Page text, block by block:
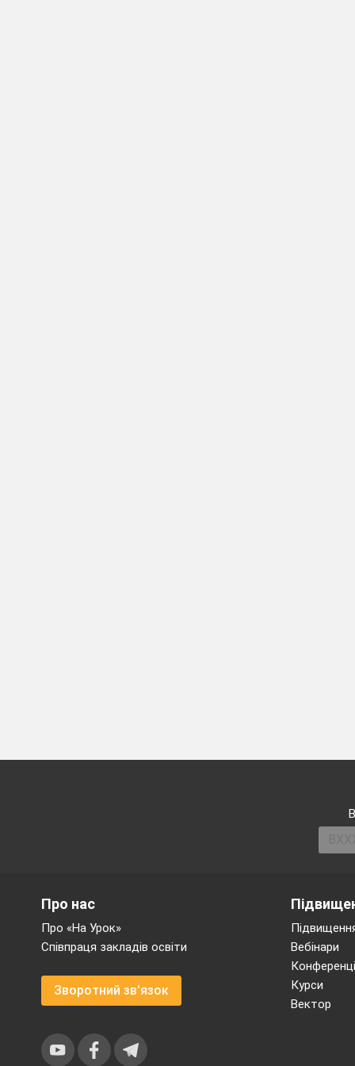
3.Якими
Підвищення
Вебінари
Курси
Вектор
Про нас
Про «На Урок»
Співпраця закладів освіти
Зворотний зв'язок